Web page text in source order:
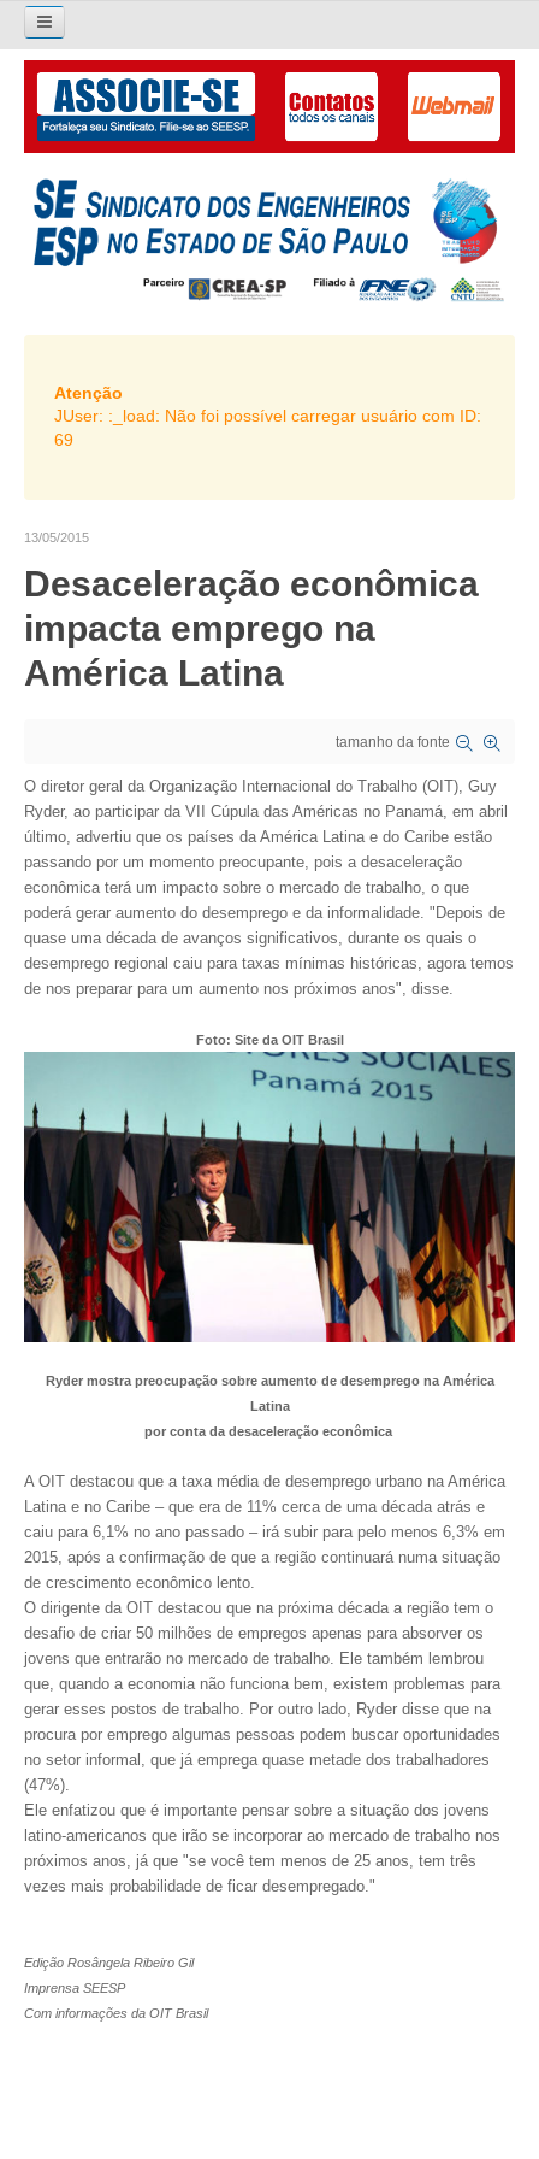
Pesquisar...
O SINDICATO
APRESENTAÇÃO
PALAVRA DO PRESIDENTE
DIRETORIA
LIVRO GESTÃO 2026-2029
SUBSEDES SINDICAIS
ORGANOGRAMA
CRESCE BRASIL
CONSELHO TECNOLÓGICO
HISTÓRICO E ATUAÇÃO
CONSELHOS ASSESSORES
PERSONALIDADES DA TECNOLOGIA
NÚCLEO DA MULHER ENGENHEIRA
TRANSPARÊNCIA
JURÍDICO
ACORDOS, CONVENÇÕES E DISSÍDIOS
CONTRIBUIÇÕES
CONTRIBUIÇÃO ASSISTENCIAL
CONTRIBUIÇÃO ASSOCIATIVA OU ANUIDADE DE SÓCIO
CONTRIBUIÇÃO SINDICAL URBANA
REVISÃO DE APOSENTADORIA
LEI 4.950-A/1966 – PISO SALARIAL
LEI 5.194/1966 – REGULAMENTAÇÃO DA PROFISSÃO
LEI 6.496/1977 – ART
RES 1.002/2002 – CÓDIGO DE ÉTICA
HOMOLOGAÇÕES
PISO SALARIAL
FIQUE POR DENTRO
OPORTUNIDADES
EMPREGO E ESTÁGIO
CARREIRA
Atenção
JUser: :_load: Não foi possível carregar usuário com ID:
69
13/05/2015
Desaceleração econômica
impacta emprego na
América Latina
tamanho da fonte
O diretor geral da Organização Internacional do Trabalho (OIT), Guy
Ryder, ao participar da VII Cúpula das Américas no Panamá, em abril
último, advertiu que os países da América Latina e do Caribe estão
passando por um momento preocupante, pois a desaceleração
econômica terá um impacto sobre o mercado de trabalho, o que
poderá gerar aumento do desemprego e da informalidade. "Depois de
quase uma década de avanços significativos, durante os quais o
desemprego regional caiu para taxas mínimas históricas, agora temos
de nos preparar para um aumento nos próximos anos", disse.
Foto: Site da OIT Brasil
Ryder mostra preocupação sobre aumento de desemprego na América
Latina
por conta da desaceleração econômica
A OIT destacou que a taxa média de desemprego urbano na América
Latina e no Caribe – que era de 11% cerca de uma década atrás e
caiu para 6,1% no ano passado – irá subir para pelo menos 6,3% em
2015, após a confirmação de que a região continuará numa situação
de crescimento econômico lento.
O dirigente da OIT destacou que na próxima década a região tem o
desafio de criar 50 milhões de empregos apenas para absorver os
jovens que entrarão no mercado de trabalho. Ele também lembrou
que, quando a economia não funciona bem, existem problemas para
gerar esses postos de trabalho. Por outro lado, Ryder disse que na
procura por emprego algumas pessoas podem buscar oportunidades
no setor informal, que já emprega quase metade dos trabalhadores
(47%).
Ele enfatizou que é importante pensar sobre a situação dos jovens
latino-americanos que irão se incorporar ao mercado de trabalho nos
próximos anos, já que "se você tem menos de 25 anos, tem três
vezes mais probabilidade de ficar desempregado."
Edição Rosângela Ribeiro Gil
Imprensa SEESP
Com informações da OIT Brasil